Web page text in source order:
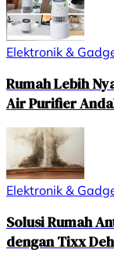
Elektronik &
Rumah Lebih
Air Purifier
Elektronik &
Solusi Rumah
dengan Tixx